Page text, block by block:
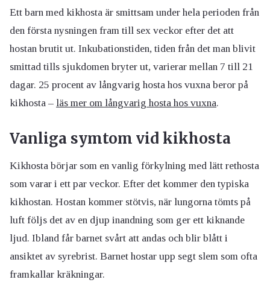
Ett barn med kikhosta är smittsam under hela perioden från
den första nysningen fram till sex veckor efter det att
hostan brutit ut. Inkubationstiden, tiden från det man blivit
smittad tills sjukdomen bryter ut, varierar mellan 7 till 21
dagar. 25 procent av långvarig hosta hos vuxna beror på
kikhosta – läs mer om långvarig hosta hos vuxna.
Vanliga symtom vid kikhosta
Kikhosta börjar som en vanlig förkylning med lätt rethosta
som varar i ett par veckor. Efter det kommer den typiska
kikhostan. Hostan kommer stötvis, när lungorna tömts på
luft följs det av en djup inandning som ger ett kiknande
ljud. Ibland får barnet svårt att andas och blir blått i
ansiktet av syrebrist. Barnet hostar upp segt slem som ofta
framkallar kräkningar.